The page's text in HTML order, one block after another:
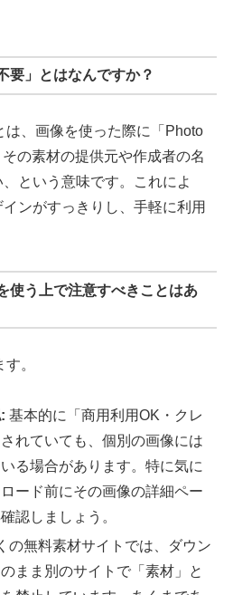
要」とはなんですか？
は、画像を使った際に「Photo
の素材の提供元や作成者の名
という意味です。これによ
ンがすっきりし、手軽に利用
使う上で注意すべきことはあ
。
基本的に「商用利用OK・クレ
れていても、個別の画像には
る場合があります。特に気に
ード前にその画像の詳細ペー
認しましょう。
の無料素材サイトでは、ダウン
まま別のサイトで「素材」と